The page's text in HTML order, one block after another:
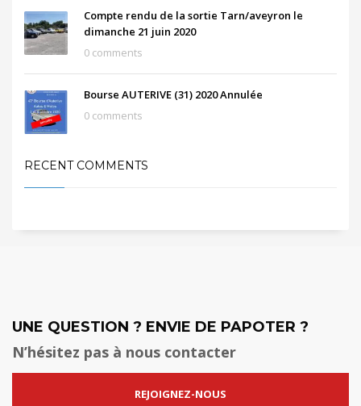
Compte rendu de la sortie Tarn/aveyron le
dimanche 21 juin 2020
0 comments
Bourse AUTERIVE (31) 2020 Annulée
0 comments
RECENT COMMENTS
UNE QUESTION ? ENVIE DE PAPOTER ?
N’hésitez pas à nous contacter
REJOIGNEZ-NOUS